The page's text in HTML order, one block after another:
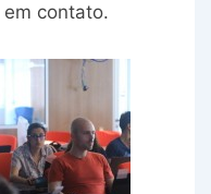
contato.